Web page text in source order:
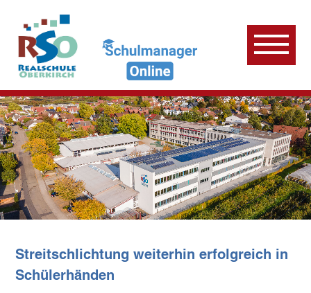
Streitschlichtung weiterhin erfolgreich in
Schülerhänden